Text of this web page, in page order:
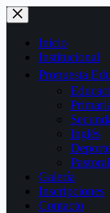
Saltar
al
contenido
Inicio
Institucional
Propuesta
Inglés
Pastoral
Galería
Inscripciones
Contacto